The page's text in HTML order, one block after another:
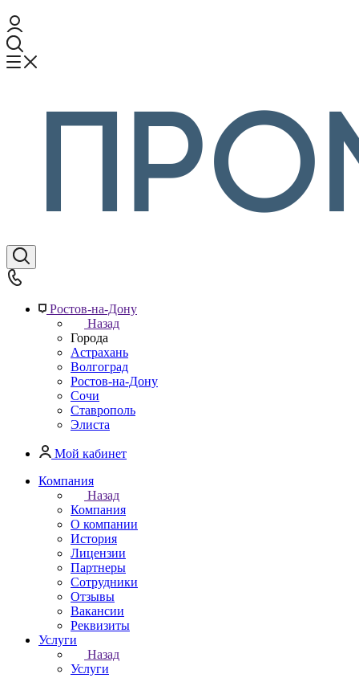
Ростов-на-Дону
Назад
Города
Астрахань
Волгоград
Ростов-на-Дону
Сочи
Ставрополь
Элиста
Мой кабинет
Компания
Назад
Компания
О компании
История
Лицензии
Партнеры
Сотрудники
Отзывы
Вакансии
Реквизиты
Услуги
Назад
Услуги